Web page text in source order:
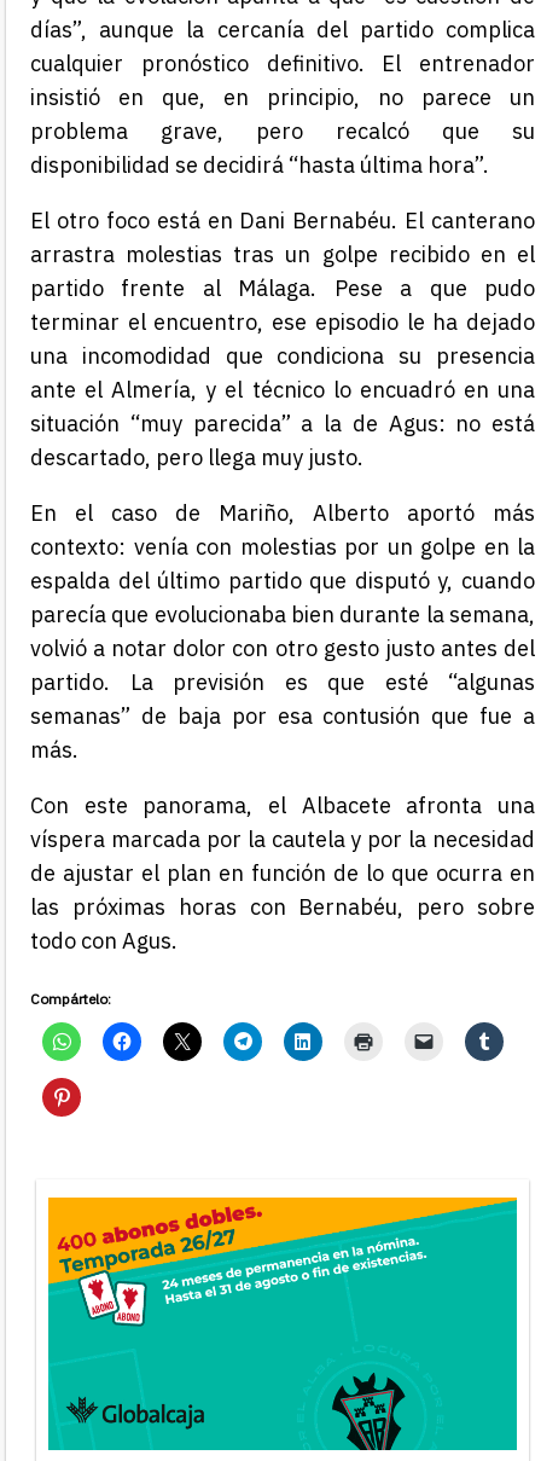
días”, aunque la cercanía del partido complica
cualquier pronóstico definitivo. El entrenador
insistió en que, en principio, no parece un
problema grave, pero recalcó que su
disponibilidad se decidirá “hasta última hora”.
El otro foco está en Dani Bernabéu. El canterano
arrastra molestias tras un golpe recibido en el
partido frente al Málaga. Pese a que pudo
terminar el encuentro, ese episodio le ha dejado
una incomodidad que condiciona su presencia
ante el Almería, y el técnico lo encuadró en una
situación “muy parecida” a la de Agus: no está
descartado, pero llega muy justo.
En el caso de Mariño, Alberto aportó más
contexto: venía con molestias por un golpe en la
espalda del último partido que disputó y, cuando
parecía que evolucionaba bien durante la semana,
volvió a notar dolor con otro gesto justo antes del
partido. La previsión es que esté “algunas
semanas” de baja por esa contusión que fue a
más.
Con este panorama, el Albacete afronta una
víspera marcada por la cautela y por la necesidad
de ajustar el plan en función de lo que ocurra en
las próximas horas con Bernabéu, pero sobre
todo con Agus.
Compártelo: